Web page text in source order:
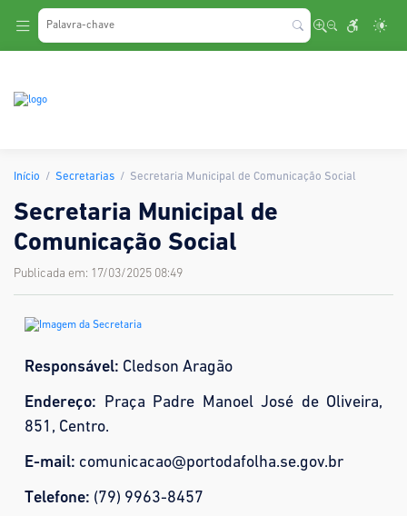
Início Secretarias Secretaria Municipal de Comunicação Social
Secretaria Municipal de
Comunicação Social
Publicada em: 17/03/2025 08:49
Responsável: Cledson Aragão
Endereço: Praça Padre Manoel José de Oliveira,
851, Centro.
E-mail: comunicacao@portodafolha.se.gov.br
Telefone: (79) 9963-8457